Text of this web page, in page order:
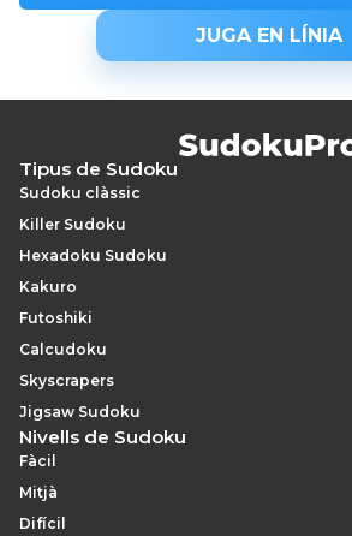
JUGA EN LÍNIA
Tipus de Sudoku
Sudoku clàssic
Killer Sudoku
Hexadoku Sudoku
Kakuro
Futoshiki
Calcudoku
Skyscrapers
Jigsaw Sudoku
Nivells de Sudoku
Fàcil
Mitjà
Difícil